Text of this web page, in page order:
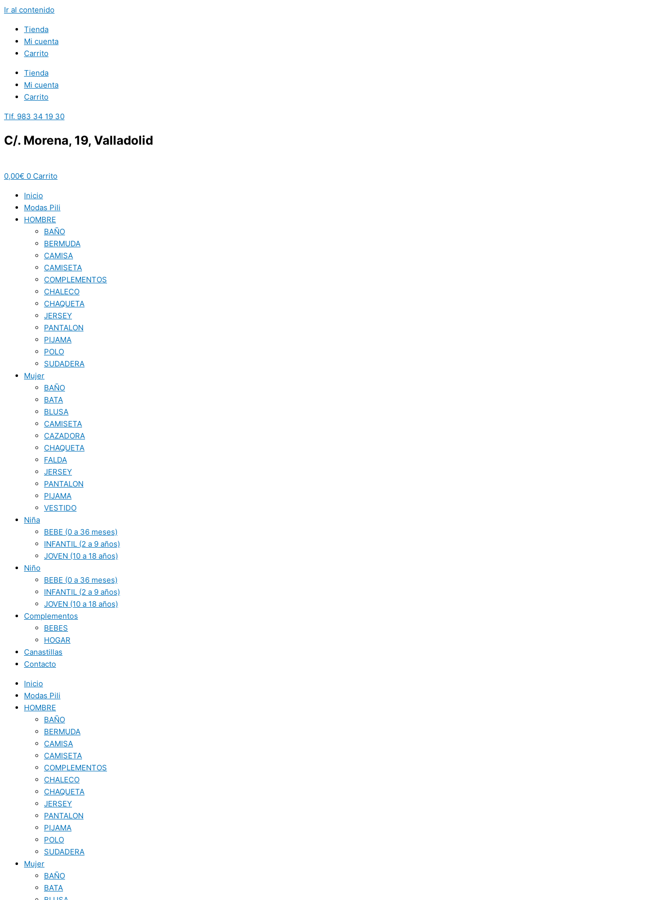
Ir al contenido
Tienda
Mi cuenta
Carrito
Tienda
Mi cuenta
Carrito
Tlf. 983 34 19 30
C/. Morena, 19, Valladolid
0,00€ 0 Carrito
Inicio
Modas Pili
HOMBRE
BAÑO
BERMUDA
CAMISA
CAMISETA
COMPLEMENTOS
CHALECO
CHAQUETA
JERSEY
PANTALON
PIJAMA
POLO
SUDADERA
Mujer
BAÑO
BATA
BLUSA
CAMISETA
CAZADORA
CHAQUETA
FALDA
JERSEY
PANTALON
PIJAMA
VESTIDO
Niña
BEBE (0 a 36 meses)
INFANTIL (2 a 9 años)
JOVEN (10 a 18 años)
Niño
BEBE (0 a 36 meses)
INFANTIL (2 a 9 años)
JOVEN (10 a 18 años)
Complementos
BEBES
HOGAR
Canastillas
Contacto
Inicio
Modas Pili
HOMBRE
BAÑO
BERMUDA
CAMISA
CAMISETA
COMPLEMENTOS
CHALECO
CHAQUETA
JERSEY
PANTALON
PIJAMA
POLO
SUDADERA
Mujer
BAÑO
BATA